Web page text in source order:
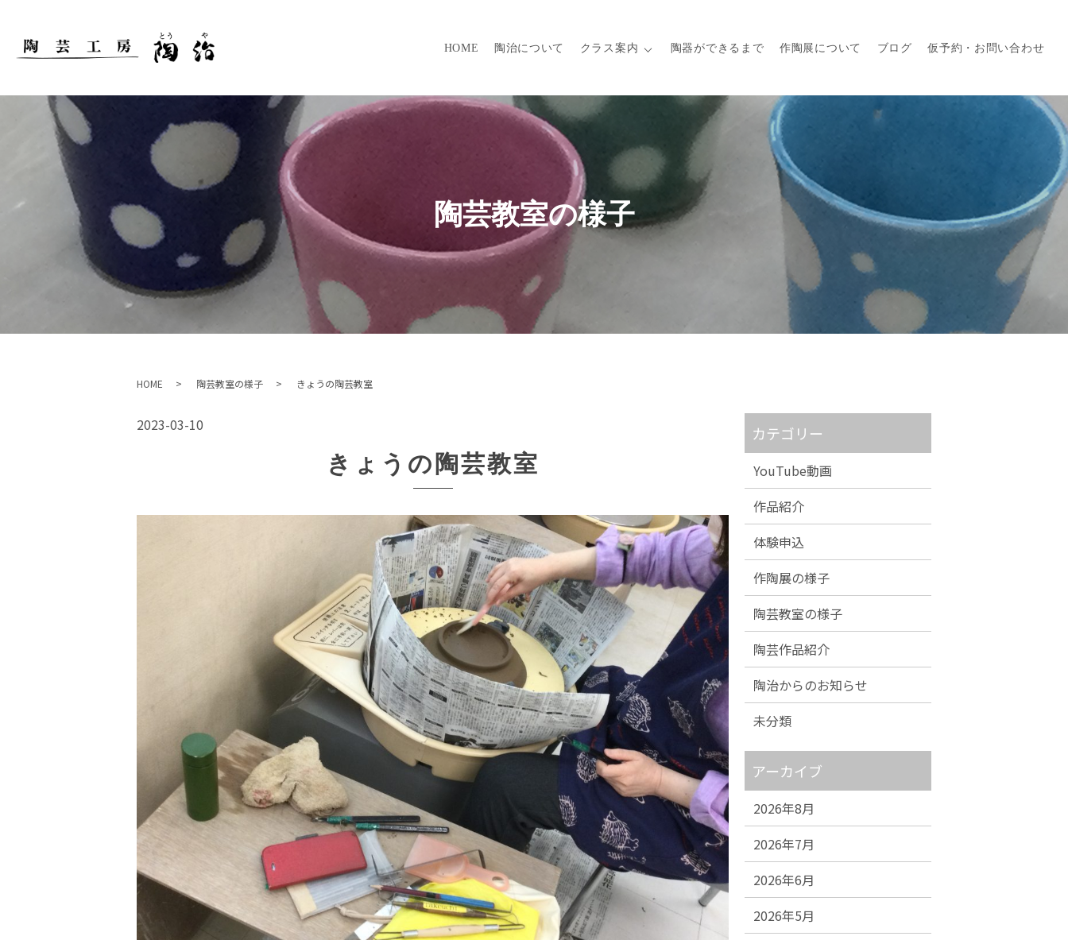
HOME 陶治について クラス案内 陶器ができるまで 作陶展について ブログ 仮予約・お問い合わせ
陶芸教室の様子
HOME 陶芸教室の様子 きょうの陶芸教室
2023-03-10
きょうの陶芸教室
カテゴリー
YouTube動画
作品紹介
体験申込
作陶展の様子
陶芸教室の様子
陶芸作品紹介
陶治からのお知らせ
未分類
アーカイブ
2026年8月
2026年7月
2026年6月
2026年5月